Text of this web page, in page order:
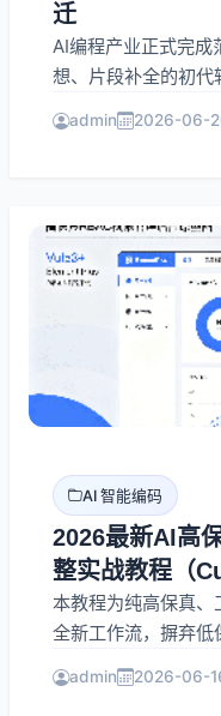
迁
AI编程产业正式完成
想、片段补全的初
（Multi-Agent）自
Work、Qoder CN、
化协作流程。
admin 2026-06-
AI 智能编码
2026最新AI高
整实战教程（
方MD常驻
本教程为纯高保真、
全新工作流，摒弃
AI 原生能力 + 官方
Vue3+Element Plus
admin 2026-06-